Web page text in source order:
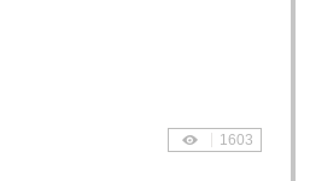
1603